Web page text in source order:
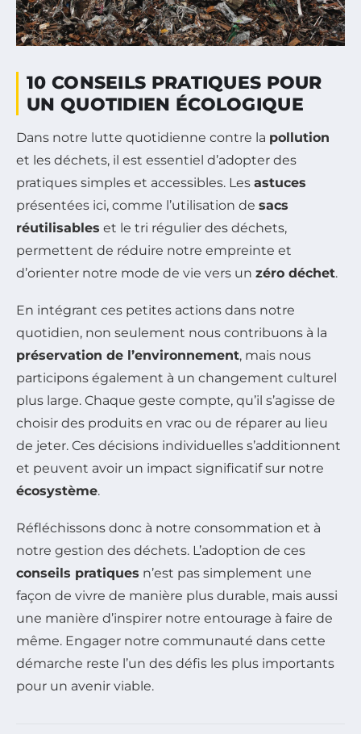
10 CONSEILS PRATIQUES POUR
UN QUOTIDIEN ÉCOLOGIQUE
Dans notre lutte quotidienne contre la pollution
et les déchets, il est essentiel d’adopter des
pratiques simples et accessibles. Les astuces
présentées ici, comme l’utilisation de sacs
réutilisables et le tri régulier des déchets,
permettent de réduire notre empreinte et
d’orienter notre mode de vie vers un zéro déchet.
En intégrant ces petites actions dans notre
quotidien, non seulement nous contribuons à la
préservation de l’environnement, mais nous
participons également à un changement culturel
plus large. Chaque geste compte, qu’il s’agisse de
choisir des produits en vrac ou de réparer au lieu
de jeter. Ces décisions individuelles s’additionnent
et peuvent avoir un impact significatif sur notre
écosystème.
Réfléchissons donc à notre consommation et à
notre gestion des déchets. L’adoption de ces
conseils pratiques n’est pas simplement une
façon de vivre de manière plus durable, mais aussi
une manière d’inspirer notre entourage à faire de
même. Engager notre communauté dans cette
démarche reste l’un des défis les plus importants
pour un avenir viable.